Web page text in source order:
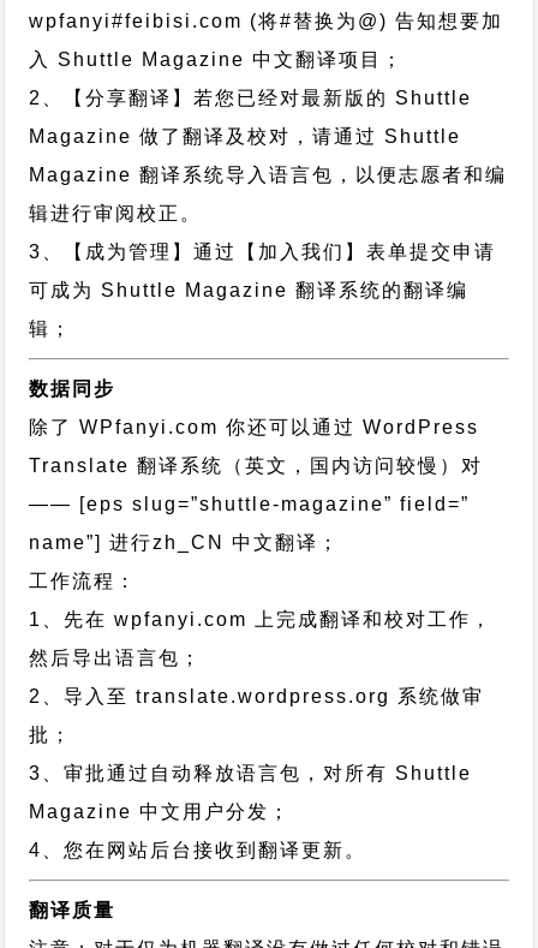
wpfanyi#feibisi.com (将#替换为@) 告知想要加
入 Shuttle Magazine 中文翻译项目；
2、【分享翻译】若您已经对最新版的 Shuttle
Magazine 做了翻译及校对，请通过 Shuttle
Magazine 翻译系统导入语言包，以便志愿者和编
辑进行审阅校正。
3、【成为管理】通过【加入我们】表单提交申请
可成为 Shuttle Magazine 翻译系统的翻译编
辑；
数据同步
除了 WPfanyi.com 你还可以通过WordPress
Translate 翻译系统（英文，国内访问较慢）对
—— [eps slug=”shuttle-magazine” field=”
name”]进行zh_CN
中文翻译；
工作流程：
1、先在 wpfanyi.com 上完成翻译和校对工作，
然后导出语言包；
2、导入至 translate.wordpress.org 系统做审
批；
3、审批通过自动释放语言包，对所有 Shuttle
Magazine 中文用户分发；
4、您在网站后台接收到翻译更新。
翻译质量